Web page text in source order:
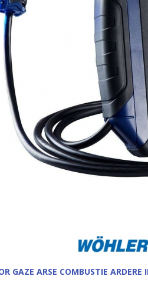
GAZE ARSE COMBUSTIE